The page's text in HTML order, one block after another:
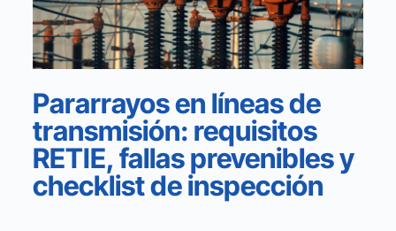
Pararrayos en líneas de
transmisión: requisitos
RETIE, fallas prevenibles y
checklist de inspección